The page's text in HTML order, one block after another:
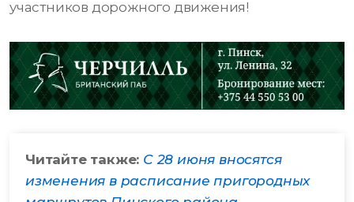
участников дорожного движения!
Читайте также: С 28 июня вносятся
изменения в расписание пригородных